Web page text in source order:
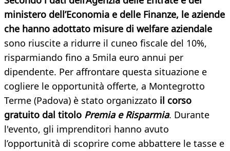
ministero dell’Economia e delle Finanze, le aziende
che hanno adottato misure di welfare aziendale
sono riuscite a ridurre il cuneo fiscale del 10%,
risparmiando fino a 5mila euro annui per
dipendente. Per affrontare questa situazione e
cogliere le opportunità offerte, a Montegrotto
Terme (Padova) è stato organizzato il corso
gratuito dal titolo Premia e Risparmia. Durante
l'evento, gli imprenditori hanno avuto
l’opportunità di scoprire come abbattere le tasse e